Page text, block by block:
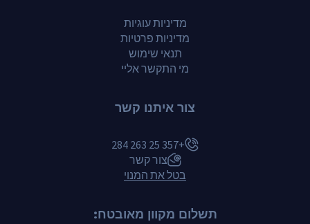
מדיניות עוגיות
מדיניות פרטיות
תנאי שימוש
מי התקשר אליי
צור איתנו קשר
+357 25 263 284
צור קשר
בטל את המנוי
תשלום מקוון מאובטח: